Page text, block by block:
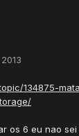
134875-
os 6 eu nao